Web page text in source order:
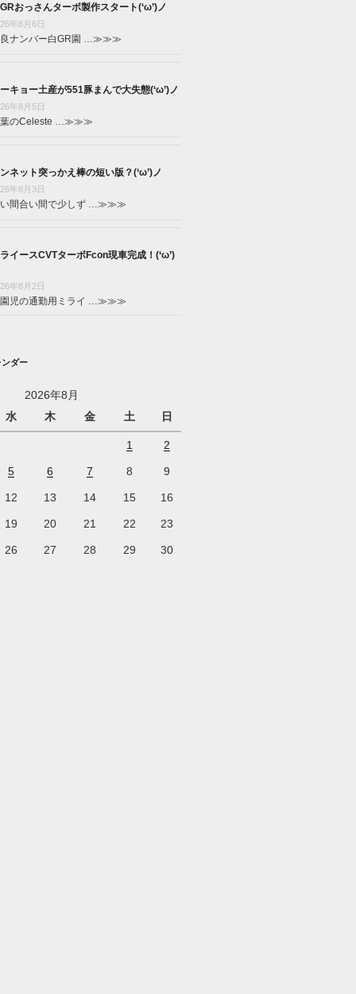
おっさんターボ製作スタート(‘ω’)ノ
年8月6日
ナンバー白GR園 … ≫≫≫
キョー土産が551豚まんで大失態(‘ω’)ノ
年8月5日
のCeleste … ≫≫≫
ネット突っかえ棒の短い版？(‘ω’)ノ
年8月3日
間合い間で少しず … ≫≫≫
イースCVTターボFcon現車完成！(‘ω’)
年8月2日
児の通勤用ミライ … ≫≫≫
ダー
2026年8月
水
木 金 土 日
1 2
5 6 7 8 9
12 13 14 15 16
19 20 21 22 23
26 27 28 29 30